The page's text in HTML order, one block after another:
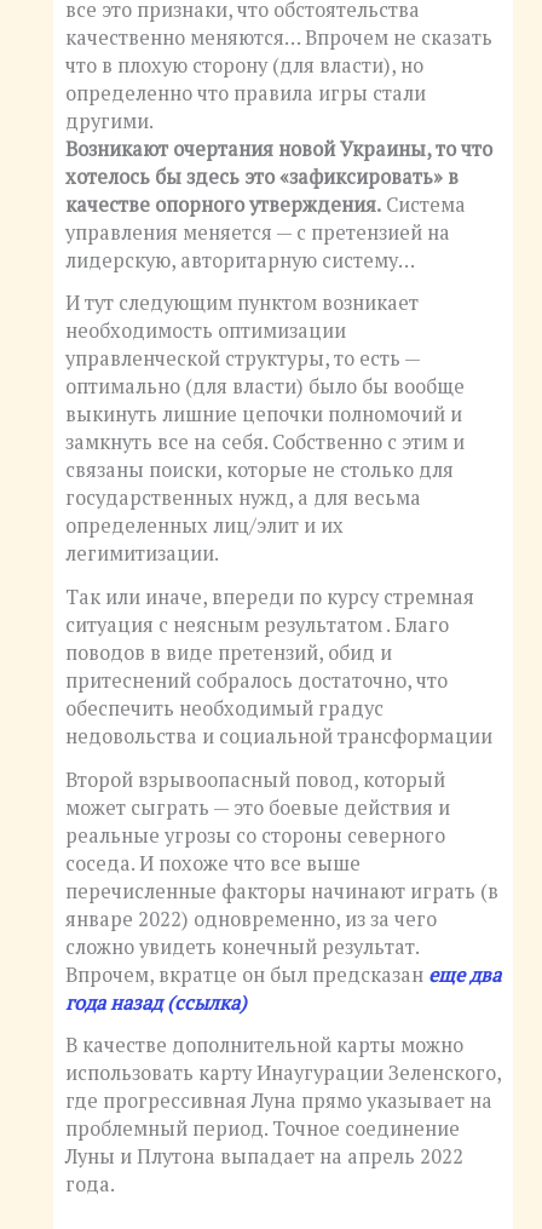
все это признаки, что обстоятельства
качественно меняются… Впрочем не сказать
что в плохую сторону (для власти), но
определенно что правила игры стали
другими.
Возникают очертания новой Украины, то что
хотелось бы здесь это «зафиксировать» в
качестве опорного утверждения.Система
управления меняется — с претензией на
лидерскую, авторитарную систему…
И тут следующим пунктом возникает
необходимость оптимизации
управленческой структуры, то есть —
оптимально (для власти) было бы вообще
выкинуть лишние цепочки полномочий и
замкнуть все на себя. Собственно с этим и
связаны поиски, которые не столько для
государственных нужд, а для весьма
определенных лиц/элит и их
легимитизации.
Так или иначе, впереди по курсу стремная
ситуация с неясным результатом . Благо
поводов в виде претензий, обид и
притеснений собралось достаточно, что
обеспечить необходимый градус
недовольства и социальной трансформации
Второй взрывоопасный повод, который
может сыграть — это боевые действия и
реальные угрозы со стороны северного
соседа. И похоже что все выше
перечисленные факторы начинают играть (в
январе 2022) одновременно, из за чего
сложно увидеть конечный результат.
Впрочем, вкратце он был предсказан еще два
года назад (ссылка)
В качестве дополнительной карты можно
использовать карту Инаугурации Зеленского,
где прогрессивная Луна прямо указывает на
проблемный период. Точное соединение
Луны и Плутона выпадает на апрель 2022
года.